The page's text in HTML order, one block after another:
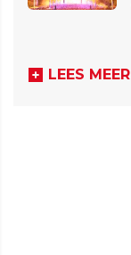
LEES MEER